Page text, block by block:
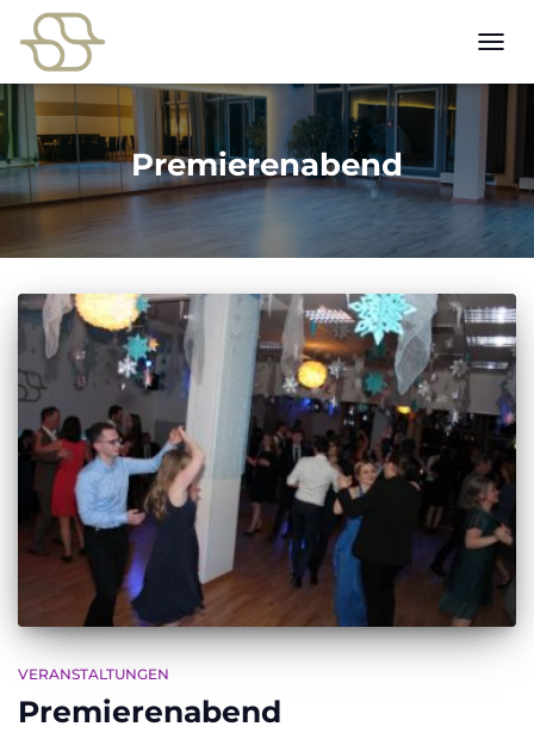
Premierenabend
VERANSTALTUNGEN
Premierenabend